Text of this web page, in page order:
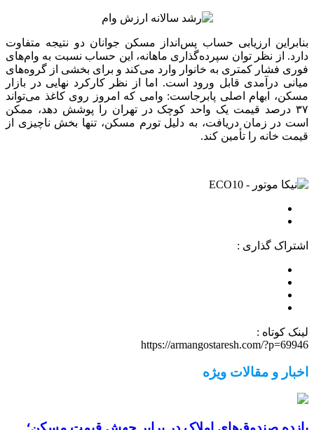
بنابراین ارزیابی حساب پس‌انداز مسکن جوانان دو نتیجه متفاوت
دارد. از نظر توان سپرده‌گذاری ماهانه، این حساب نسبت به وام‌های
فوری فشار کمتری به خانوار وارد می‌کند و برای بخشی از گروه‌های
میانی درآمدی قابل ورود است. اما از نظر کارکرد نهایی در بازار
مسکن، ابهام اصلی پابرجاست: وامی که امروز روی کاغذ می‌تواند
۳۷ درصد قیمت یک واحد کوچک در تهران را پوشش دهد، ممکن
است در زمان دریافت، به دلیل تورم مسکن، تنها بخش ناچیزی از
قیمت خانه را تأمین کند.
اشتراک گذاری :
لینک کوتاه :
https://armangostaresh.com/?p=69946
اخبار و مقالات ویژه